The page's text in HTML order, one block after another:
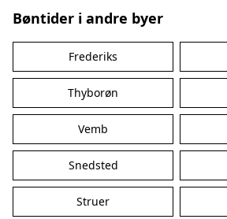
Bøntider i andre byer
Frederiks
Thyborøn
Vemb
Snedsted
Struer